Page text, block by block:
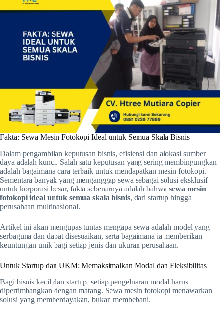
Fakta: Sewa Mesin Fotokopi Ideal untuk Semua Skala Bisnis
Dalam pengambilan keputusan bisnis, efisiensi dan alokasi sumber
daya adalah kunci. Salah satu keputusan yang sering membingungkan
adalah bagaimana cara terbaik untuk mendapatkan mesin fotokopi.
Sementara banyak yang menganggap sewa sebagai solusi eksklusif
untuk korporasi besar, fakta sebenarnya adalah bahwa sewa mesin
fotokopi ideal untuk semua skala bisnis, dari startup hingga
perusahaan multinasional.
Artikel ini akan mengupas tuntas mengapa sewa adalah model yang
serbaguna dan dapat disesuaikan, serta bagaimana ia memberikan
keuntungan unik bagi setiap jenis dan ukuran perusahaan.
Untuk Startup dan UKM: Memaksimalkan Modal dan Fleksibilitas
Bagi bisnis kecil dan startup, setiap pengeluaran modal harus
dipertimbangkan dengan matang. Sewa mesin fotokopi menawarkan
solusi yang memberdayakan, bukan membebani.